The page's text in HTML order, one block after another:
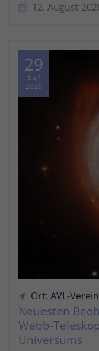
12. August
29
SEP
2026
Ort: AVL-
Neuesten
Webb-
Universums